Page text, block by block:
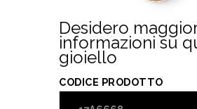
Desidero
informazioni su
gioiello
CODICE PRODOTTO